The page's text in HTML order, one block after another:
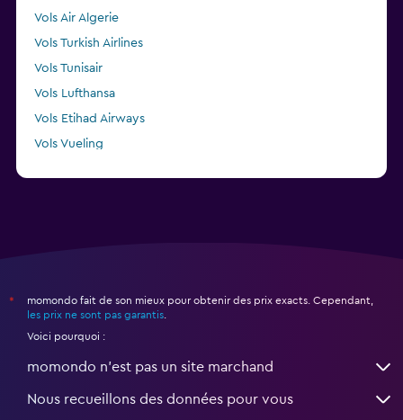
Vols Air Algerie
Vols Turkish Airlines
Vols Tunisair
Vols Lufthansa
Vols Etihad Airways
Vols Vueling
*
momondo fait de son mieux pour obtenir des prix exacts. Cependant,
les prix ne sont pas garantis
Voici pourquoi :
momondo n'est pas un site marchand
Nous recueillons des données pour vous